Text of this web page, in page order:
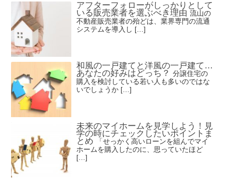
アフターフォローがしっかりとして
いる販売業者を選ぶべき理由 流山の
不動産販売業者の殆どは、業界専門の流通
システムを導入し […]
和風の一戸建てと洋風の一戸建て…
あなたの好みはどっち？ 分譲住宅の
購入を検討している若い人も多いのではな
いでしょうか […]
未来のマイホームを見学しよう！見
学の時にチェックしたいポイントま
とめ
「せっかく高いローンを組んでマイ
ホームを購入したのに、思っていたほど
[…]